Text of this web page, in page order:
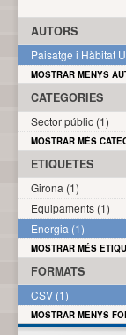
AUTORS
Paisatge i Hàbitat
MOSTRAR MENYS
CATEGORIES
Sector públic (1)
MOSTRAR MÉS
ETIQUETES
Girona (1)
Equipaments (1)
Energia (1)
MOSTRAR MÉS
FORMATS
CSV (1)
MOSTRAR MENYS